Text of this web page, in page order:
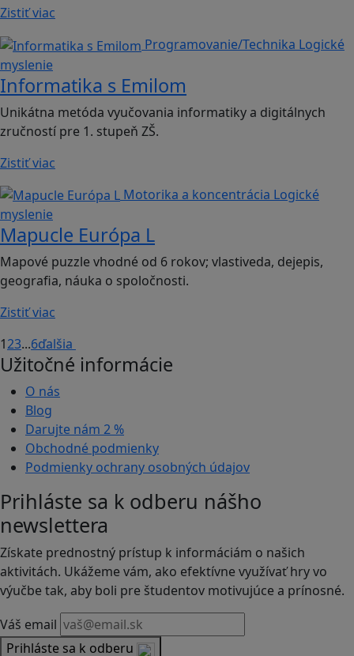
Zistiť viac
Programovanie/Technika Logické
myslenie
Informatika s Emilom
Unikátna metóda vyučovania informatiky a digitálnych
zručností pre 1. stupeň ZŠ.
Zistiť viac
Motorika a koncentrácia Logické
myslenie
Mapucle Európa L
Mapové puzzle vhodné od 6 rokov; vlastiveda, dejepis,
geografia, náuka o spoločnosti.
Zistiť viac
123...6ďalšia
Užitočné informácie
O nás
Blog
Darujte nám 2 %
Obchodné podmienky
Podmienky ochrany osobných údajov
Prihláste sa k odberu nášho
newslettera
Získate prednostný prístup k informáciám o našich
aktivitách. Ukážeme vám, ako efektívne využívať hry vo
výučbe tak, aby boli pre študentov motivujúce a prínosné.
Váš email
Prihláste sa k odberu